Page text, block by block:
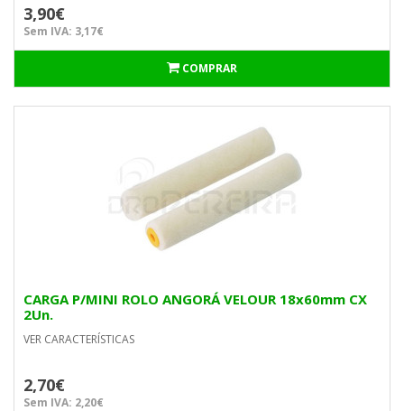
3,90€
Sem IVA: 3,17€
COMPRAR
CARGA P/MINI ROLO ANGORÁ VELOUR 18x60mm CX
2Un.
VER CARACTERÍSTICAS
2,70€
Sem IVA: 2,20€